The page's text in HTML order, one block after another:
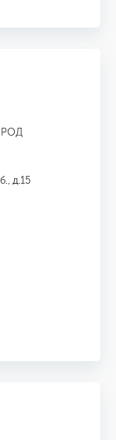
д.15